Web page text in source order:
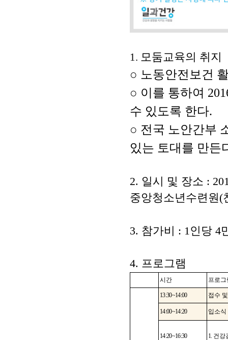
1. 모둠교육의 취지
○ 노동안전보건
○ 이를 통하여
수 있도록 한다.
○ 전국 노안간부
있는 토대를 만든
2. 일시 및 장소 :
중앙청소년수련원(
3. 참가비 : 1인당 4
4. 프로그램
시간 프로그
13:30~14:00 접수
14:00~14:20 입소식
14:20~16:30 1. 건강